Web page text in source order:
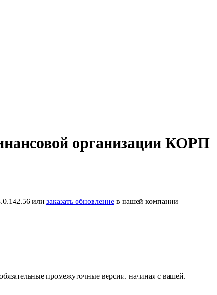
организации КОРП
или заказать обновление в нашей компании
промежуточные версии, начиная с вашей.